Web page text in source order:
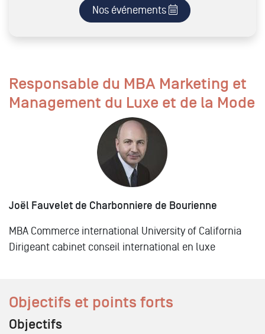
Nos événements
Responsable du MBA Marketing et
Management du Luxe et de la Mode
Joël Fauvelet de Charbonniere de Bourienne
MBA Commerce international University of California
Dirigeant cabinet conseil international en luxe
Objectifs et points forts
Objectifs